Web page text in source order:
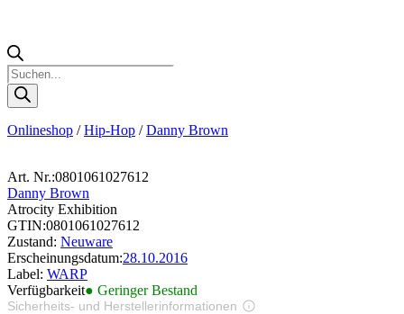
Products
search
Onlineshop /Hip-Hop /Danny Brown
Art. Nr.:0801061027612
Danny Brown
Atrocity Exhibition
GTIN:0801061027612
Zustand: Neuware
Erscheinungsdatum:28.10.2016
Label: WARP
Verfügbarkeit● Geringer Bestand
Sicherheits- und Herstellerinformationen